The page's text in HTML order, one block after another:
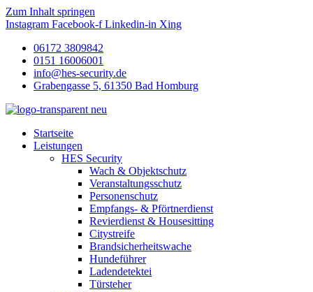
Zum Inhalt springen
Instagram Facebook-f Linkedin-in Xing
06172 3809842
0151 16006001
info@hes-security.de
Grabengasse 5, 61350 Bad Homburg
Startseite
Leistungen
HES Security
Wach & Objektschutz
Veranstaltungsschutz
Personenschutz
Empfangs- & Pförtnerdienst
Revierdienst & Housesitting
Citystreife
Brandsicherheitswache
Hundeführer
Ladendetektei
Türsteher